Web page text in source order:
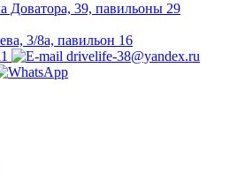
Доватора, 39, павильоны 29
3/8а, павильон 16
drivelife-38@yandex.ru